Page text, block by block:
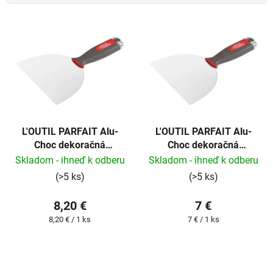
L'OUTIL PARFAIT Alu-
Choc dekoračná
špachtľa 15cm
Skladom - ihneď k odberu
(>5 ks)
8,20 €
Jednotková
8,20 € / 1 ks
L'OUTIL PARFAIT Alu-
Choc dekoračná
špachtľa 6cm
Skladom - ihneď k odberu
(>5 ks)
7 €
Jednotková
7 € / 1 ks